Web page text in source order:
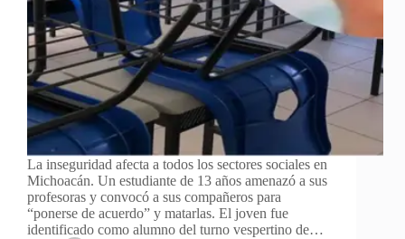
La inseguridad afecta a todos los sectores sociales en
Michoacán. Un estudiante de 13 años amenazó a sus
profesoras y convocó a sus compañeros para
“ponerse de acuerdo” y matarlas. El joven fue
identificado como alumno del turno vespertino de…